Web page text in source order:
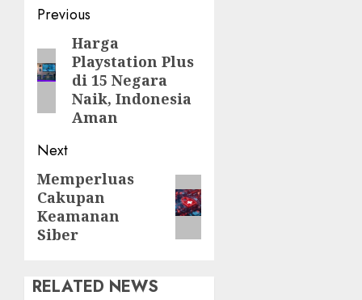
Post
navigation
Previous
Previous
post:
Harga
Playstation Plus
di 15 Negara
Naik, Indonesia
Aman
Next
Next
post:
Memperluas
Cakupan
Keamanan
Siber
RELATED NEWS